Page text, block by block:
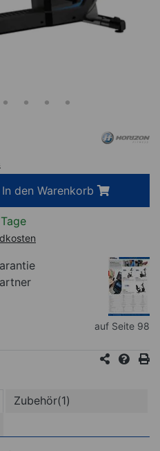
In den Warenkorb
auf Seite 98
Zubehör(1)